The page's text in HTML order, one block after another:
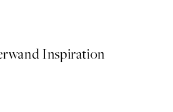
Inspiration